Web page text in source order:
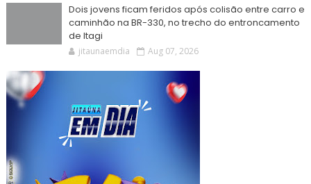
Dois jovens ficam feridos após colisão entre carro e
caminhão na BR-330, no trecho do entroncamento
de Itagi
jitaunaemdia Aug 07, 2026